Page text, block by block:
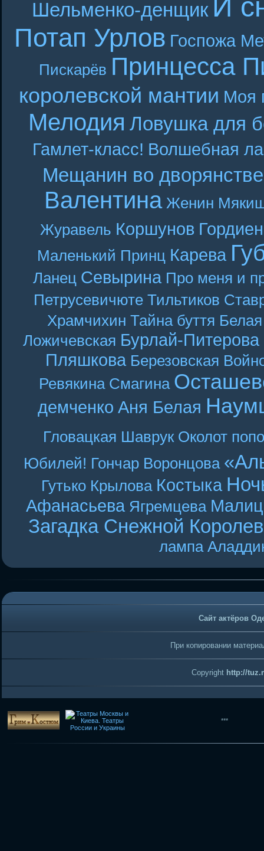
Шельменко-денщик И
Потап Урлов Госпожа
Пискарёв Принцесса
королевской мантии Моя
Мелодия Ловушка для
Гамлет-класс! Волшебная
Мещанин во дворянстве
Валентина Женин
Журавель Коршунов
Маленький Принц Карева
Ланец Севырина Про меня и
Петрусевичюте Тильтиков
Храмчихин Тайна буття
Ложичевская Бурлай-Питерова
Пляшкова Березовская
Ревякина Смагина
демченко Аня Белая
Гловацкая Шаврук Околот
Юбилей! Гончар Воронцова
Гутько Крылова Костыка
Афанасьева Ягремцева
Загадка Снежной
лампа
Сайт актёров
При копировании
Copyright http://
***